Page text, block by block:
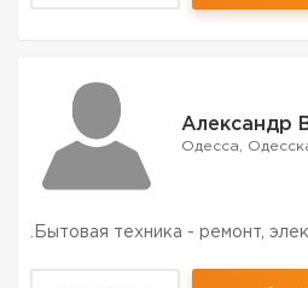
Александр
Одесса,
.Бытовая техника - ремонт,